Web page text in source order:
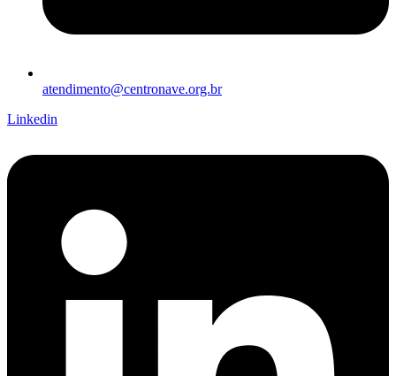
atendimento@centronave.org.br
Linkedin